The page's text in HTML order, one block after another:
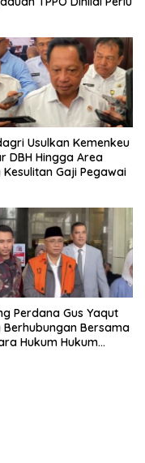
Usulkan Kemenkeu
DBH Hingga Area
Gaji Pegawai
Perdana Gus Yaqut
Berhubungan Bersama
Hukum Hukum